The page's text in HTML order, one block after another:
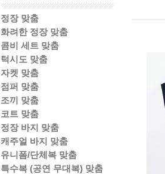
정장 맞춤
화려한 정장 맞춤
콤비 세트 맞춤
턱시도 맞춤
자켓 맞춤
점퍼 맞춤
조끼 맞춤
코트 맞춤
정장 바지 맞춤
캐주얼 바지 맞춤
유니폼/단체복 맞춤
특수복 (공연 무대복) 맞춤